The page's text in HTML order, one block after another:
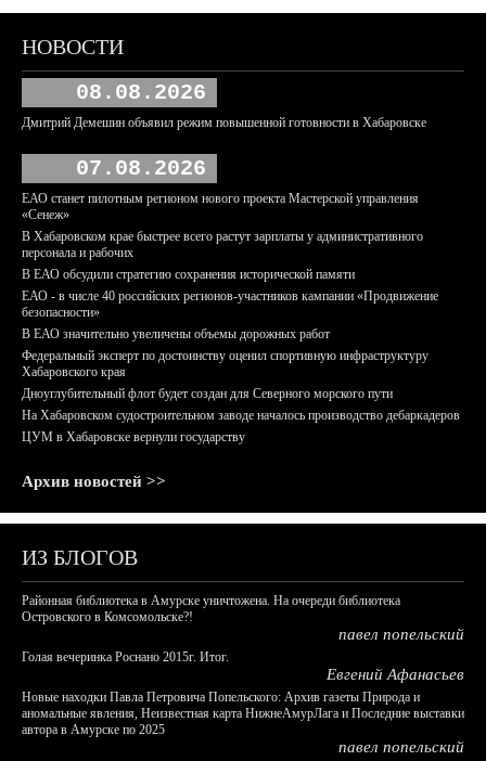
НОВОСТИ
08.08.2026
Дмитрий Демешин объявил режим повышенной готовности в Хабаровске
07.08.2026
ЕАО станет пилотным регионом нового проекта Мастерской управления
«Сенеж»
В Хабаровском крае быстрее всего растут зарплаты у административного
персонала и рабочих
В ЕАО обсудили стратегию сохранения исторической памяти
ЕАО - в числе 40 российских регионов-участников кампании «Продвижение
безопасности»
В ЕАО значительно увеличены объемы дорожных работ
Федеральный эксперт по достоинству оценил спортивную инфраструктуру
Хабаровского края
Дноуглубительный флот будет создан для Северного морского пути
На Хабаровском судостроительном заводе началось производство дебаркадеров
ЦУМ в Хабаровске вернули государству
Архив новостей >>
ИЗ БЛОГОВ
Районная библиотека в Амурске уничтожена. На очереди библиотека
Островского в Комсомольске?!
павел попельский
Голая вечеринка Роснано 2015г. Итог.
Евгений Афанасьев
Новые находки Павла Петровича Попельского: Архив газеты Природа и
аномальные явления, Неизвестная карта НижнеАмурЛага и Последние выставки
автора в Амурске по 2025
павел попельский